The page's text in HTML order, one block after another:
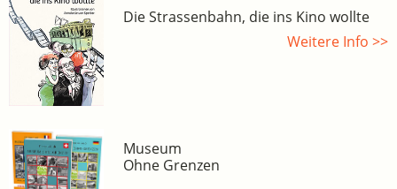
Die Strassenbahn, die ins Kino wollte
Weitere Info >>
Museum
Ohne Grenzen